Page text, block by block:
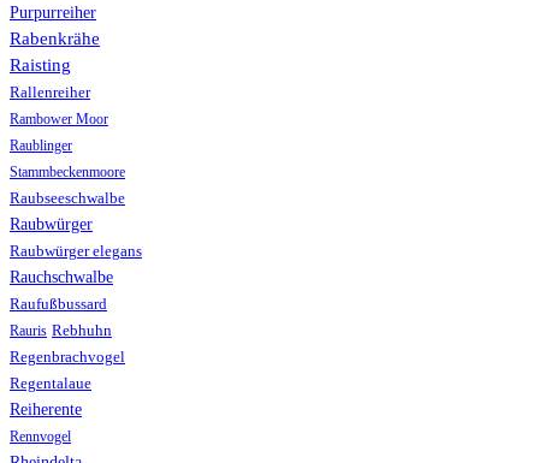
Purpurreiher
Rabenkrähe
Raisting
Rallenreiher
Rambower Moor
Raublinger
Stammbeckenmoore
Raubseeschwalbe
Raubwürger
Raubwürger elegans
Rauchschwalbe
Raufußbussard
Rauris Rebhuhn
Regenbrachvogel
Regentalaue
Reiherente
Rennvogel